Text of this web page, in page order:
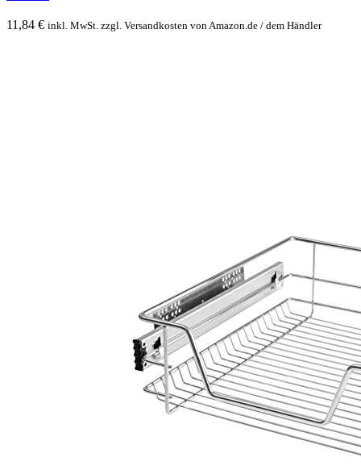
11,84 € inkl. MwSt. zzgl. Versandkosten von Amazon.de / dem Händler